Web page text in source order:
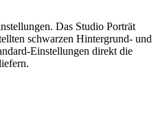
Das Studio Porträt
schwarzen Hintergrund- und
Einstellungen direkt die